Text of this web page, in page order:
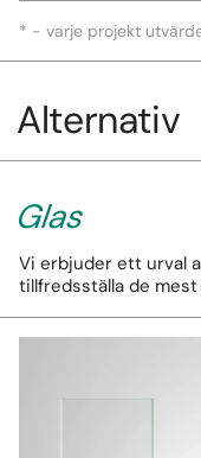
* - varje projekt
Alternativ
Glas
Vi erbjuder ett urval
tillfredsställa de